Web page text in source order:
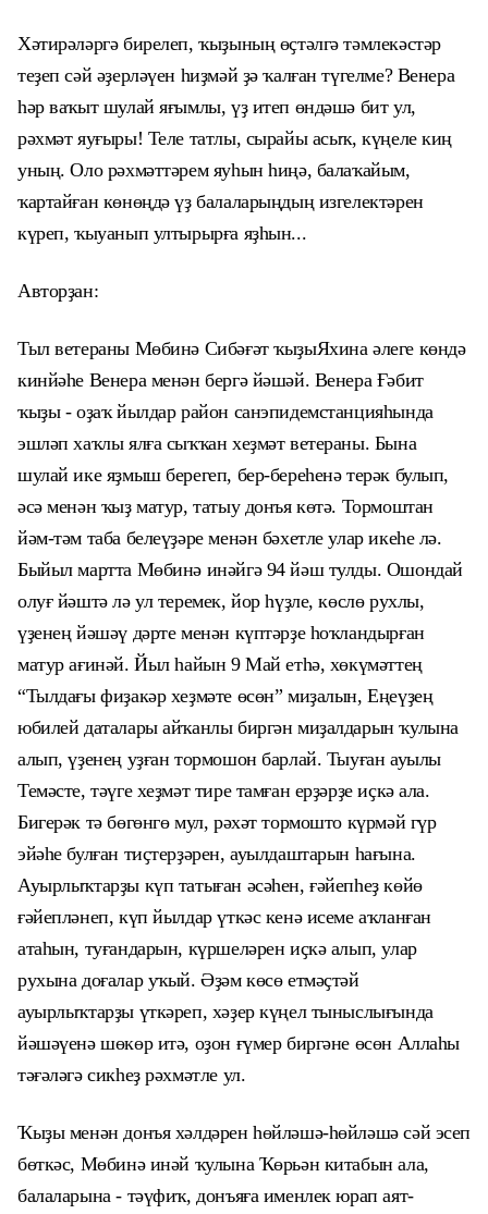
Хәтирәләргә бирелеп, ҡыҙының өҫтәлгә тәмлекәстәр
теҙеп сәй әҙерләүен һиҙмәй ҙә ҡалған түгелме? Венера
һәр ваҡыт шулай яғымлы, үҙ итеп өндәшә бит ул,
рәхмәт яуғыры! Теле татлы, сырайы асыҡ, күңеле киң
уның. Оло рәхмәттәрем яуһын һиңә, балаҡайым,
ҡартайған көнөңдә үҙ балаларыңдың изгелектәрен
күреп, ҡыуанып ултырырға яҙһын...
Авторҙан:
Тыл ветераны Мөбинә Сибәғәт ҡыҙыЯхина әлеге көндә
кинйәһе Венера менән бергә йәшәй. Венера Ғәбит
ҡыҙы - оҙаҡ йылдар район санэпидемстанцияһында
эшләп хаҡлы ялға сыҡҡан хеҙмәт ветераны. Бына
шулай ике яҙмыш берегеп, бер-береһенә терәк булып,
әсә менән ҡыҙ матур, татыу донъя көтә. Тормоштан
йәм-тәм таба белеүҙәре менән бәхетле улар икеһе лә.
Быйыл мартта Мөбинә инәйгә 94 йәш тулды. Ошондай
олуғ йәштә лә ул теремек, йор һүҙле, көслө рухлы,
үҙенең йәшәү дәрте менән күптәрҙе һоҡландырған
матур ағинәй. Йыл һайын 9 Май етһә, хөкүмәттең
“Тылдағы фиҙакәр хеҙмәте өсөн” миҙалын, Еңеүҙең
юбилей даталары айҡанлы биргән миҙалдарын ҡулына
алып, үҙенең уҙған тормошон барлай. Тыуған ауылы
Темәсте, тәүге хеҙмәт тире тамған ерҙәрҙе иҫкә ала.
Бигерәк тә бөгөнгө мул, рәхәт тормошто күрмәй гүр
эйәһе булған тиҫтерҙәрен, ауылдаштарын һағына.
Ауырлыҡтарҙы күп татыған әсәһен, ғәйепһеҙ көйө
ғәйепләнеп, күп йылдар үткәс кенә исеме аҡланған
атаһын, туғандарын, күршеләрен иҫкә алып, улар
рухына доғалар уҡый. Әҙәм көсө етмәҫтәй
ауырлыҡтарҙы үткәреп, хәҙер күңел тыныслығында
йәшәүенә шөкөр итә, оҙон ғүмер биргәне өсөн Аллаһы
тәғәләгә сикһеҙ рәхмәтле ул.
Ҡыҙы менән донъя хәлдәрен һөйләшә-һөйләшә сәй эсеп
бөткәс, Мөбинә инәй ҡулына Ҡөрьән китабын ала,
балаларына - тәүфиҡ, донъяға именлек юрап аят-